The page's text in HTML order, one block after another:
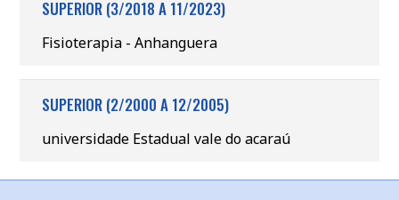
SUPERIOR (3/2018 A 11/2023)
Fisioterapia - Anhanguera
SUPERIOR (2/2000 A 12/2005)
universidade Estadual vale do acaraú